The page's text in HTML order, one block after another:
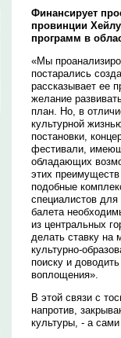
Финансирует
провинции
программ в
«Мы
постарались
рассказывает ее
желание
план. Но, в
культурной
постановки,
фестивали,
обладающих
этих
подобные
специалистов для
балета
из центральных
делать ставку на
культурно-
поиску и
воплощения».
В этой связи с
напротив,
культуры, - а